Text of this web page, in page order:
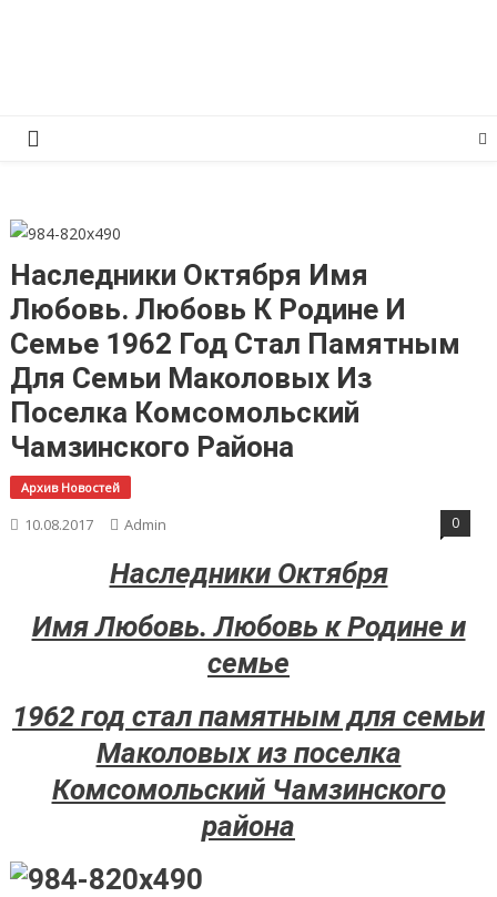
Наследники Октября Имя
Любовь. Любовь К Родине И
Семье 1962 Год Стал Памятным
Для Семьи Маколовых Из
Поселка Комсомольский
Чамзинского Района
Архив Новостей
10.08.2017 Admin 0
Наследники Октября
Имя Любовь. Любовь к Родине и
семье
1962 год стал памятным для семьи
Маколовых из поселка
Комсомольский Чамзинского
района